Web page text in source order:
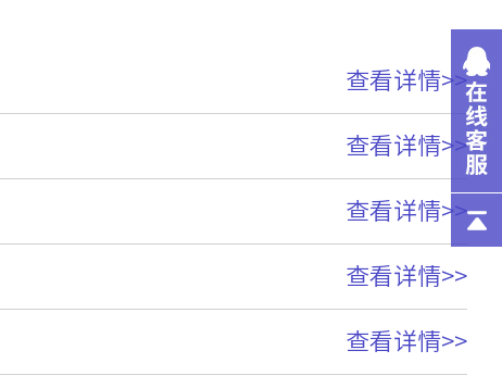
查看详情>>
查看详情>>
查看详情>>
查看详情>>
查看详情>>